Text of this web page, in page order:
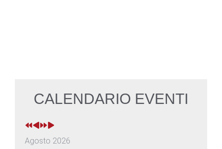
CALENDARIO EVENTI
Agosto 2026